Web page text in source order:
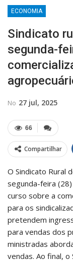
ECONOMIA
Sindicato
segunda-
No 27 jul, 2025
66
Compartilhar
O Sindicato Rural
segunda-feira
curso sobre a
para os
pretendem
para vendas dos
ministradas
vendas. Ao final,